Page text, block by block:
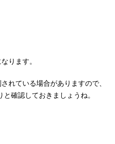
ります。
れている場合がありますので、
確認しておきましょうね。